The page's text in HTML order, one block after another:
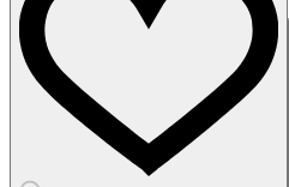
Clip,
sans
Piercing,
Kpop,
mode,